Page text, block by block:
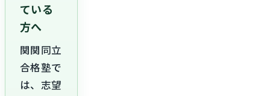
ている
方へ
関関同立
合格塾で
は、志望